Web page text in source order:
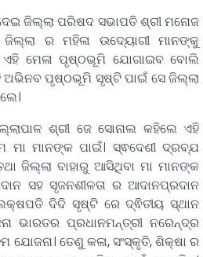
ଜିଲ୍ଲା ପରିଷଦ ସଭାପତି ଶ୍ରୀ ମନୋଜ
ର ମହିଳା ଉଦ୍ୟୋଗୀ ମାନଙ୍କୁ
ଏହି ମେଳା ପୃଷ୍ଠଭୂମି ଯୋଗାଇବ ବୋଲି
ଅଭିନବ ପୃଷ୍ଠଭୂମି ସୃଷ୍ଟି ପାଇଁ ସେ ଜିଲ୍ଲା
ଶ୍ରୀ ଜେ ସୋନାଲ କହିଲେ ଏହି
ମାନଙ୍କ ପାଇଁ। ସ୍ଵଦେଶୀ ଦ୍ରବ୍ଯ
ଜିଲ୍ଲା ବାହାରୁ ଆସିଥିବା ମା ମାନଙ୍କ
ସହ ସୃଜନଶୀଳତା ର ଆଦାନପ୍ରଦାନ
ଦିଦି ସୃଷ୍ଟି ରେ ଦ୍ଵିତୀୟ ସ୍ଥାନ
ଭାରତର ପ୍ରଧାନମନ୍ତ୍ରୀ ନରେନ୍ଦ୍ର
ତେଣୁ କଳା, ସଂସ୍କୃତି, ଶିକ୍ଷା ର